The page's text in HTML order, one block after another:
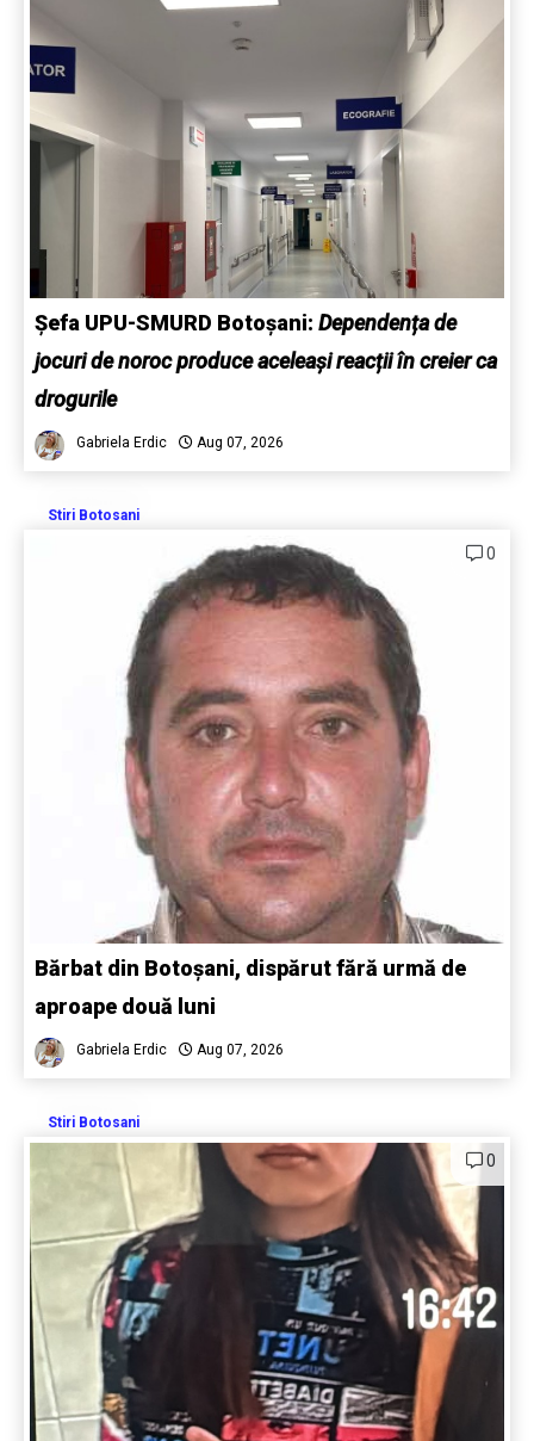
Șefa UPU-SMURD Botoșani: Dependența de
jocuri de noroc produce aceleași reacții în creier ca
drogurile
Gabriela Erdic Aug 07, 2026
Stiri Botosani
0
Bărbat din Botoșani, dispărut fără urmă de
aproape două luni
Gabriela Erdic Aug 07, 2026
Stiri Botosani
0